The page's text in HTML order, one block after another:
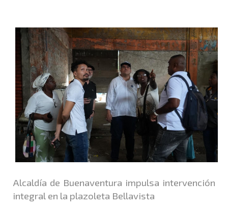
Alcaldía de Buenaventura impulsa intervención
integral en la plazoleta Bellavista